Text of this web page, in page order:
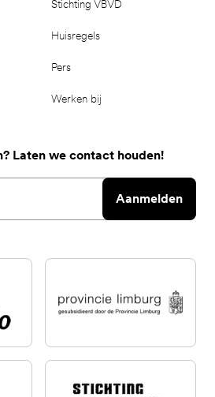
Stichting VBVD
Huisregels
Pers
Werken bij
Laten we contact houden!
Aanmelden